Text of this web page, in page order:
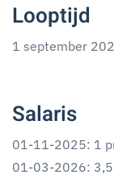
Looptijd
1 september
Salaris
01-11-2025: 1
01-03-2026: 3,5